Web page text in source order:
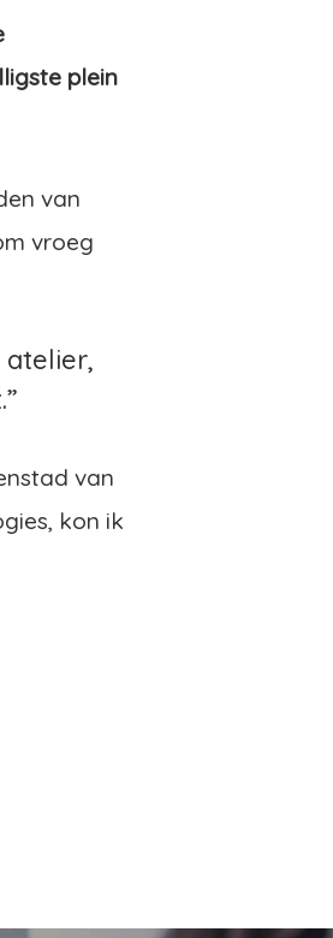
plein
van
vroeg
atelier,
van
kon ik